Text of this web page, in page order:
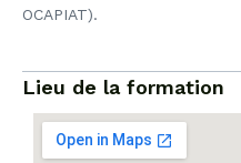
OCAPIAT).
Lieu de la formation